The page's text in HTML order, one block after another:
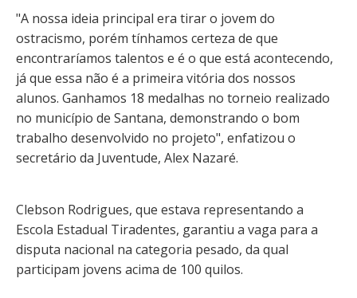
"A nossa ideia principal era tirar o jovem do
ostracismo, porém tínhamos certeza de que
encontraríamos talentos e é o que está acontecendo,
já que essa não é a primeira vitória dos nossos
alunos. Ganhamos 18 medalhas no torneio realizado
no município de Santana, demonstrando o bom
trabalho desenvolvido no projeto", enfatizou o
secretário da Juventude, Alex Nazaré.
Clebson Rodrigues, que estava representando a
Escola Estadual Tiradentes, garantiu a vaga para a
disputa nacional na categoria pesado, da qual
participam jovens acima de 100 quilos.